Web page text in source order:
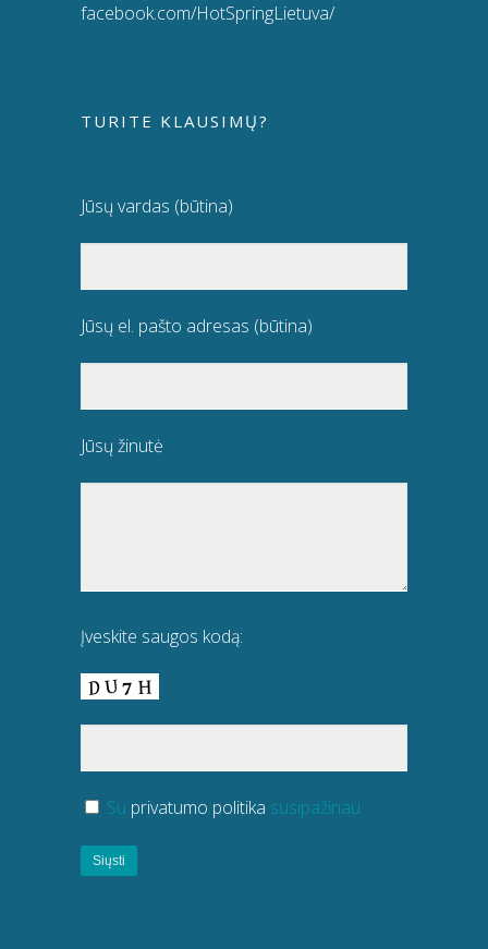
facebook.com/HotSpringLietuva/
TURITE KLAUSIMŲ?
Jūsų vardas (būtina)
Jūsų el. pašto adresas (būtina)
Jūsų žinutė
Įveskite saugos kodą:
Su privatumo politika susipažinau